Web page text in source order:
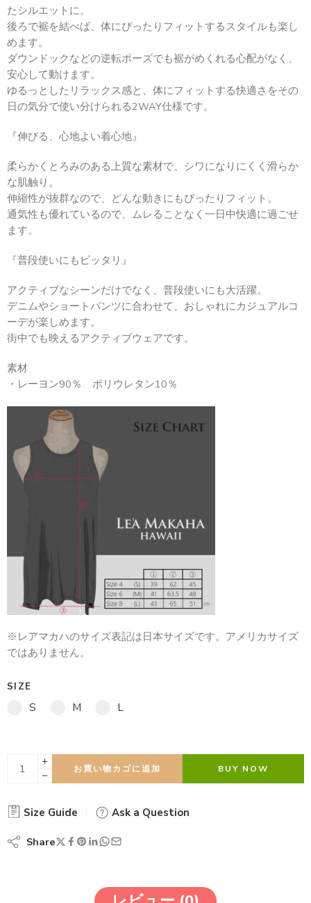
たシルエットに。
後ろで裾を結べば、体にぴったりフィットするスタイルも楽し
めます。
ダウンドックなどの逆転ポーズでも裾がめくれる心配がなく、
安心して動けます。
ゆるっとしたリラックス感と、体にフィットする快適さをその
日の気分で使い分けられる2WAY仕様です。
『伸びる、心地よい着心地』
柔らかくとろみのある上質な素材で、シワになりにくく滑らか
な肌触り。
伸縮性が抜群なので、どんな動きにもぴったりフィット。
通気性も優れているので、ムレることなく一日中快適に過ごせ
ます。
『普段使いにもピッタリ』
アクティブなシーンだけでなく、普段使いにも大活躍。
デニムやショートパンツに合わせて、おしゃれにカジュアルコ
ーデが楽しめます。
街中でも映えるアクティブウェアです。
素材
・レーヨン90％ ポリウレタン10％
※レアマカハのサイズ表記は日本サイズです。アメリカサイズ
ではありません。
SIZE
S M L
お買い物カゴに追加 BUY NOW
Size Guide Ask a Question
Share